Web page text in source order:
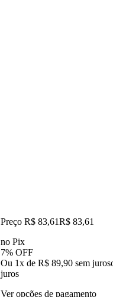
Preço R$ 83,61R$ 83,61
no Pix
7% OFF
Ou 1x de R$ 89,90 sem juros
juros
Ver opções de pagamento